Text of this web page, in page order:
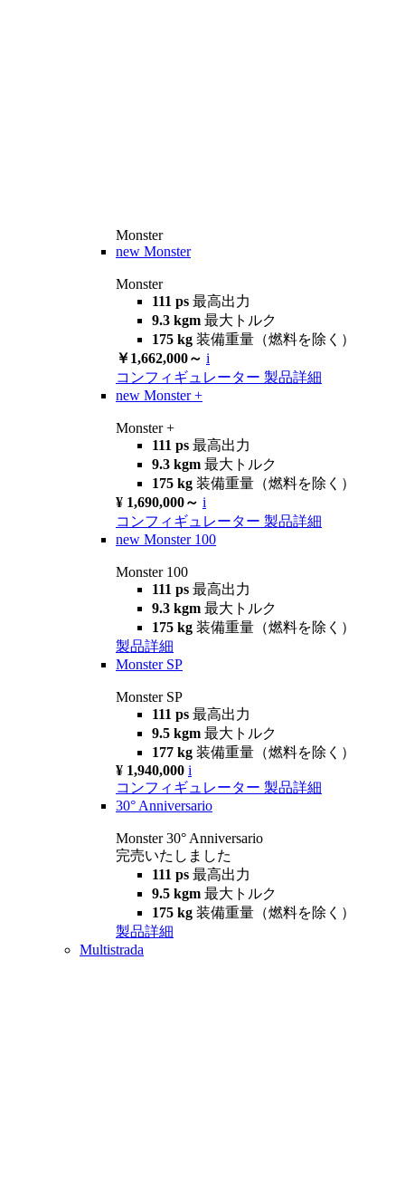
Monster
new Monster
Monster
111 ps 最高出力
9.3 kgm 最大トルク
175 kg 装備重量（燃料を除く）
￥1,662,000～ i
コンフィギュレーター 製品詳細
new Monster +
Monster +
111 ps 最高出力
9.3 kgm 最大トルク
175 kg 装備重量（燃料を除く）
¥ 1,690,000～ i
コンフィギュレーター 製品詳細
new Monster 100
Monster 100
111 ps 最高出力
9.3 kgm 最大トルク
175 kg 装備重量（燃料を除く）
製品詳細
Monster SP
Monster SP
111 ps 最高出力
9.5 kgm 最大トルク
177 kg 装備重量（燃料を除く）
¥ 1,940,000 i
コンフィギュレーター 製品詳細
30° Anniversario
Monster 30° Anniversario
完売いたしました
111 ps 最高出力
9.5 kgm 最大トルク
175 kg 装備重量（燃料を除く）
製品詳細
Multistrada